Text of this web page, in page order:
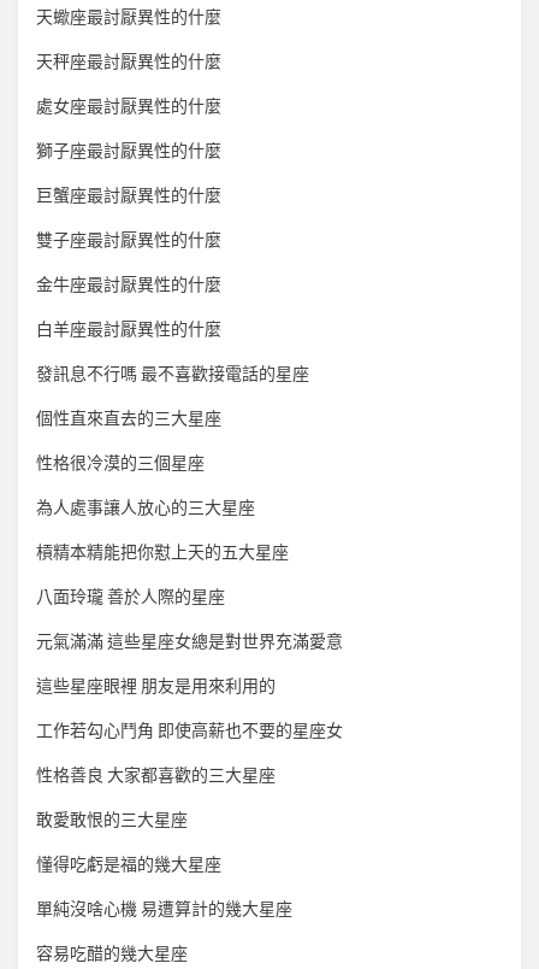
天蠍座最討厭異性的什麼
天秤座最討厭異性的什麼
處女座最討厭異性的什麼
獅子座最討厭異性的什麼
巨蟹座最討厭異性的什麼
雙子座最討厭異性的什麼
金牛座最討厭異性的什麼
白羊座最討厭異性的什麼
發訊息不行嗎 最不喜歡接電話的星座
個性直來直去的三大星座
性格很冷漠的三個星座
為人處事讓人放心的三大星座
槓精本精能把你懟上天的五大星座
八面玲瓏 善於人際的星座
元氣滿滿 這些星座女總是對世界充滿愛意
這些星座眼裡 朋友是用來利用的
工作若勾心鬥角 即使高薪也不要的星座女
性格善良 大家都喜歡的三大星座
敢愛敢恨的三大星座
懂得吃虧是福的幾大星座
單純沒啥心機 易遭算計的幾大星座
容易吃醋的幾大星座